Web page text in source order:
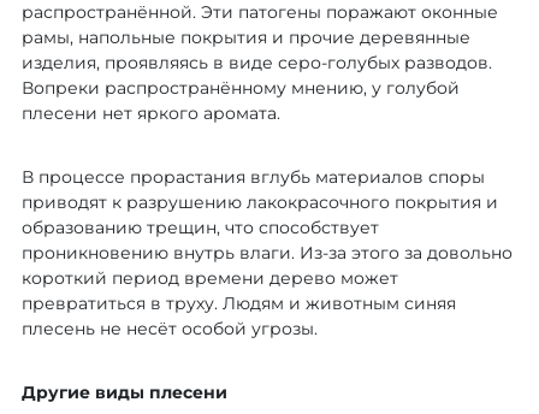
распространённой. Эти патогены поражают оконные
рамы, напольные покрытия и прочие деревянные
изделия, проявляясь в виде серо-голубых разводов.
Вопреки распространённому мнению, у голубой
плесени нет яркого аромата.
В процессе прорастания вглубь материалов споры
приводят к разрушению лакокрасочного покрытия и
образованию трещин, что способствует
проникновению внутрь влаги. Из-за этого за довольно
короткий период времени дерево может
превратиться в труху. Людям и животным синяя
плесень не несёт особой угрозы.
Другие виды плесени